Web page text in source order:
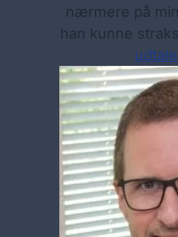
nærmere på
han kunne